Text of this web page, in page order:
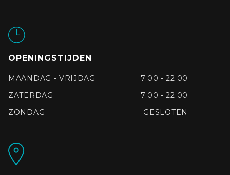
OPENINGSTIJDEN
MAANDAG - VRIJDAG
7:00 - 22:00
ZATERDAG
7:00 - 22:00
ZONDAG
GESLOTEN